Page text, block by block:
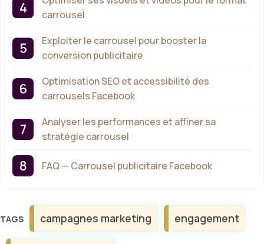
carrousel
Exploiter le carrousel pour booster la
conversion publicitaire
Optimisation SEO et accessibilité des
carrousels Facebook
Analyser les performances et affiner sa
stratégie carrousel
FAQ — Carrousel publicitaire Facebook
Étiquettes
campagnes marketing engagement